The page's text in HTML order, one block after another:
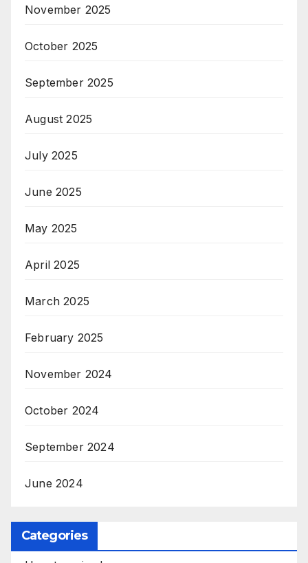
November 2025
October 2025
September 2025
August 2025
July 2025
June 2025
May 2025
April 2025
March 2025
February 2025
November 2024
October 2024
September 2024
June 2024
Categories